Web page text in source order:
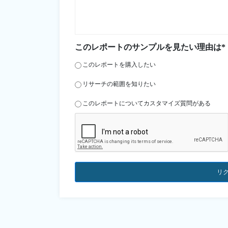
このレポートのサンプルを見たい理由は*
このレポートを購入したい
リサーチの範囲を知りたい
このレポートについてカスタマイズ質問がある
リ